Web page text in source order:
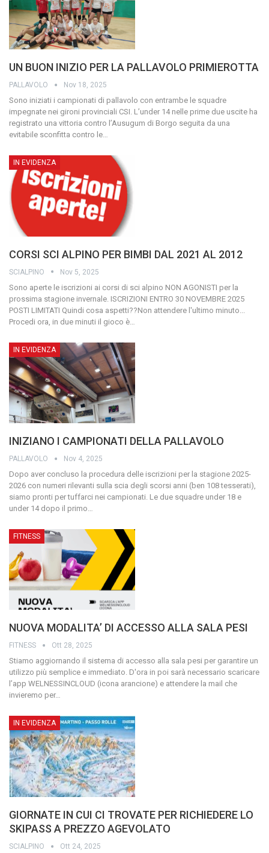
UN BUON INIZIO PER LA PALLAVOLO PRIMIEROTTA
PALLAVOLO Nov 18, 2025
Sono iniziati i campionati di pallavolo con entrambe le squadre
impegnate nei gironi provinciali CSI. L’under 14 nelle prime due uscite ha
registrato una vittoria contro l’Ausugum di Borgo seguita da una
evitabile sconfitta contro le…
IN EVIDENZA
CORSI SCI ALPINO PER BIMBI DAL 2021 AL 2012
SCIALPINO Nov 5, 2025
Sono aperte le iscrizioni ai corsi di sci alpino NON AGONISTI per la
prossima stagione invernale. ISCRIZIONI ENTRO 30 NOVEMBRE 2025
POSTI LIMITATI Quindi cosa aspetti??Non attendere l'ultimo minuto...
Procedi ora, in due minuti il gioco è…
IN EVIDENZA
INIZIANO I CAMPIONATI DELLA PALLAVOLO
PALLAVOLO Nov 4, 2025
Dopo aver concluso la procedura delle iscrizioni per la stagione 2025-
2026 con numeri rilevanti sulla scia degli scorsi anni (ben 108 tesserati),
siamo pronti per tuffarci nei campionati. Le due squadre under 18 e
under 14 dopo il primo…
FITNESS
NUOVA MODALITA’ DI ACCESSO ALLA SALA PESI
FITNESS Ott 28, 2025
Stiamo aggiornando il sistema di accesso alla sala pesi per garantire un
utilizzo più semplice e immediato. D'ora in poi sarà necessario scaricare
l’app WELNESSINCLOUD (icona arancione) e attendere la mail che
invieremo per…
IN EVIDENZA
GIORNATE IN CUI CI TROVATE PER RICHIEDERE LO
SKIPASS A PREZZO AGEVOLATO
SCIALPINO Ott 24, 2025